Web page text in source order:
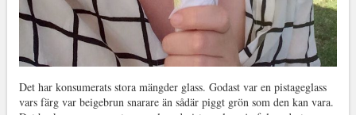
Det har konsumerats stora mängder glass. Godast var en pistageglass
vars färg var beigebrun snarare än sådär piggt grön som den kan vara.